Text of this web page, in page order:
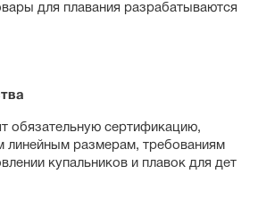
для плавания разрабатываются
обязательную сертификацию,
линейным размерам, требованиям
купальников и плавок для дет